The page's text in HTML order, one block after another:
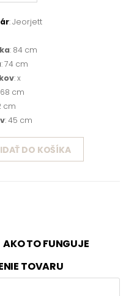
: Jeorjett
: 84 cm
: 74 cm
: x
cm
cm
: 45 cm
DO KOŠÍKA
AKO TO FUNGUJE
TOVARU